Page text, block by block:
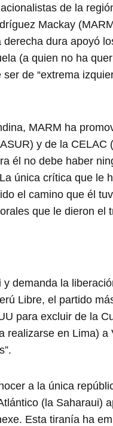
de la
Mackay
dura apoyó
(a quien no ha
de “extrema
MARM ha
y de la CELAC
él no debe haber
única crítica que le
el camino que él
que le dieron el
demanda la
Libre, el partido
para excluir de la
realizarse en Lima)
a la única
(la Saharaui)
Esta tiranía ha